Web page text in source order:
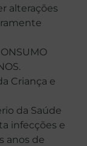
alterações
Criança e
da Saúde
infecções e
anos de